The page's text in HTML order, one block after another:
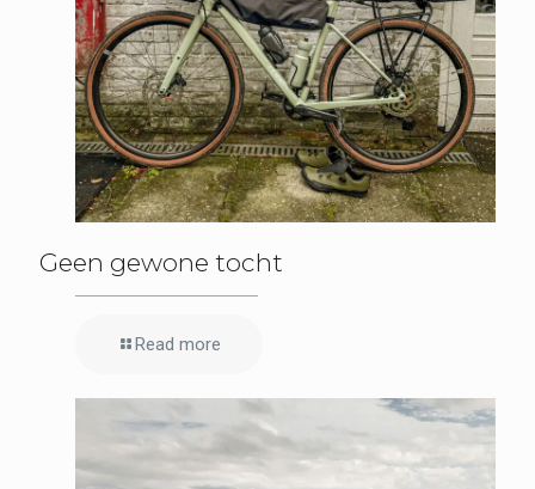
Geen gewone tocht
Read more